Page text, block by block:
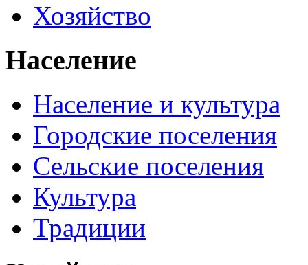
Хозяйство
Население
Население и культура
Городские поселения
Сельские поселения
Культура
Традиции